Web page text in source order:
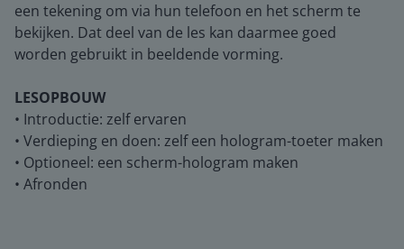
een tekening om via hun telefoon en het scherm te
bekijken. Dat deel van de les kan daarmee goed
worden gebruikt in beeldende vorming.
LESOPBOUW
• Introductie: zelf ervaren
• Verdieping en doen: zelf een hologram-toeter maken
• Optioneel: een scherm-hologram maken
• Afronden